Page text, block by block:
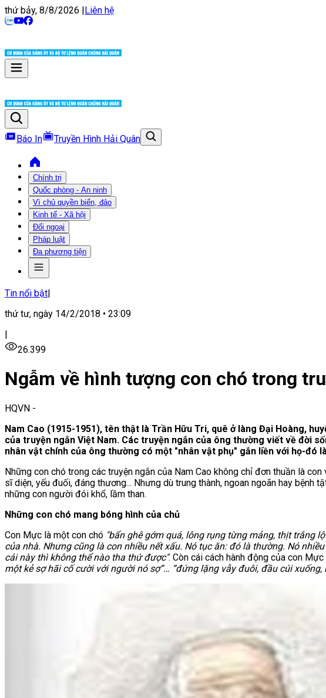
thứ bảy, 8/8/2026 |Liên hệ
Báo In Truyền Hình Hải Quân
Chính trị
Quốc phòng - An ninh
Vì chủ quyền biển, đảo
Kinh tế - Xã hội
Đối ngoại
Pháp luật
Đa phương tiện
Tin nổi bật|
thứ tư, ngày 14/2/2018 • 23:09
|
26.399
Ngẫm về hình tượng con chó trong
HQVN -
Nam Cao (1915-1951), tên thật là Trần Hữu Tri, quê ở làng Đại Hoàng,
của truyện ngắn Việt Nam. Các truyện ngắn của ông thường viết về đời
nhân vật chính của ông thường có một "nhân vật phụ" gắn liền với họ-đó
Những con chó trong các truyện ngắn của Nam Cao không chỉ đơn thuần là
sĩ diện, yếu đuối, đáng thương... Nhưng dù trung thành, ngoan ngoãn hay
những con người đói khổ, lầm than.
Những con chó mang bóng hình của chủ
Con Mực là một con chó "bẩn ghê gớm quá, lông rụng từng mảng, thịt trắng
của nhà. Nhưng cũng là con nhiều nết xấu. Nó tục ăn: đó là thường. Nó
cái này thì không thể nào tha thứ được". Còn cái cách hành động của con
một kẻ sợ hãi cố cười với người nó sợ”… “đứng lặng vẫy đuôi, đầu cúi